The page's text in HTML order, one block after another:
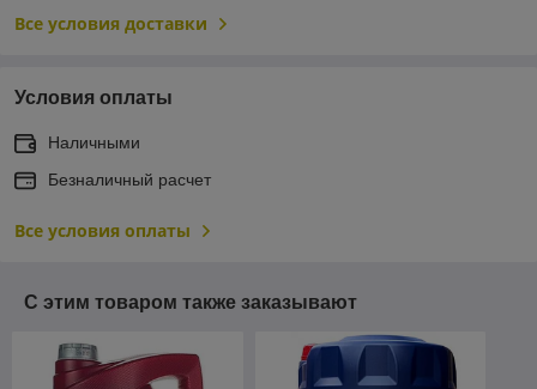
Все условия доставки
Условия оплаты
Наличными
Безналичный расчет
Все условия оплаты
С этим товаром также заказывают